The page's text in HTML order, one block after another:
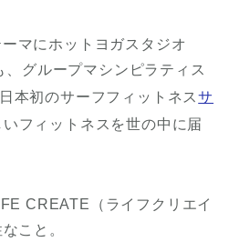
マにホットヨガスタジオ
グループマシンピラティス
本初のサーフフィットネスサ
フィットネスを世の中に届
CREATE（ライフクリエイ
こと。